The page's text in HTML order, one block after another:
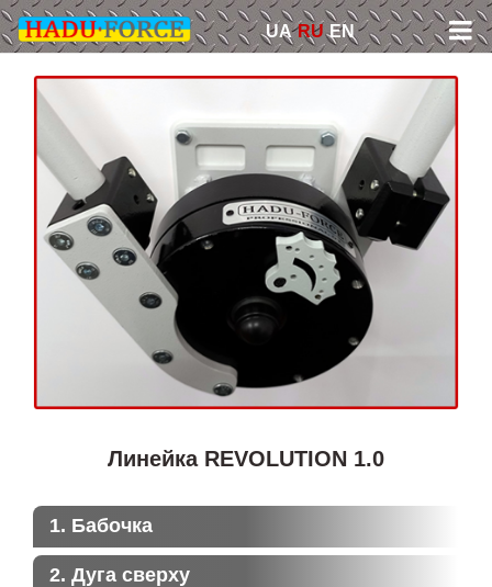
Skip
to
content
UA RU EN
Линейка REVOLUTION 1.0
1. Бабочка
2. Дуга сверху